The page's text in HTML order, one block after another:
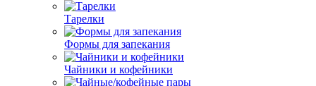
Тарелки
Формы для запекания
Чайники и кофейники